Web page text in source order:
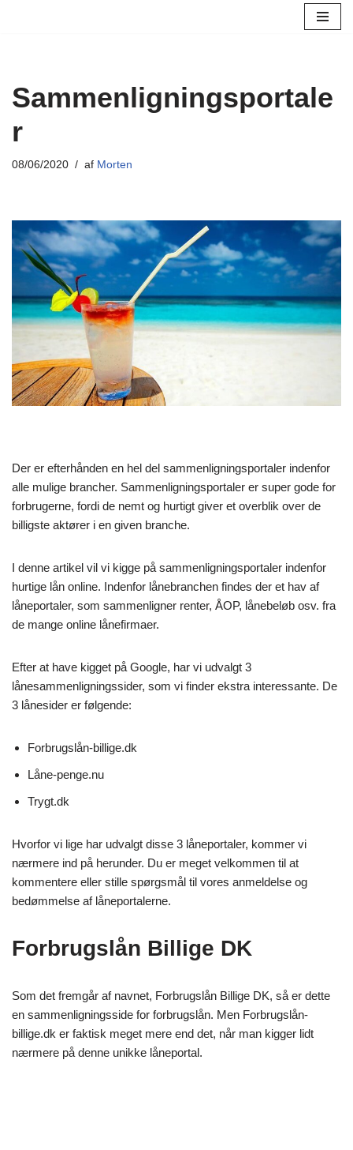
Sammenligningsportale
r
08/06/2020 af Morten
Der er efterhånden en hel del sammenligningsportaler indenfor
alle mulige brancher. Sammenligningsportaler er super gode for
forbrugerne, fordi de nemt og hurtigt giver et overblik over de
billigste aktører i en given branche.
I denne artikel vil vi kigge på sammenligningsportaler indenfor
hurtige lån online. Indenfor lånebranchen findes der et hav af
låneportaler, som sammenligner renter, ÅOP, lånebeløb osv. fra
de mange online lånefirmaer.
Efter at have kigget på Google, har vi udvalgt 3
lånesammenligningssider, som vi finder ekstra interessante. De
3 lånesider er følgende:
Forbrugslån-billige.dk
Låne-penge.nu
Trygt.dk
Hvorfor vi lige har udvalgt disse 3 låneportaler, kommer vi
nærmere ind på herunder. Du er meget velkommen til at
kommentere eller stille spørgsmål til vores anmeldelse og
bedømmelse af låneportalerne.
Forbrugslån Billige DK
Som det fremgår af navnet, Forbrugslån Billige DK, så er dette
en sammenligningsside for forbrugslån. Men Forbrugslån-
billige.dk er faktisk meget mere end det, når man kigger lidt
nærmere på denne unikke låneportal.